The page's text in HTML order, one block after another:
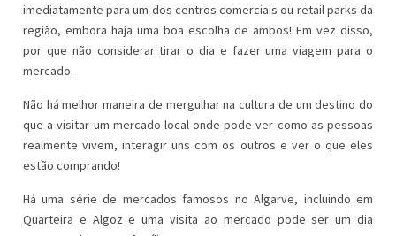
imediatamente para um dos centros comerciais ou retail parks da
região, embora haja uma boa escolha de ambos! Em vez disso,
por que não considerar tirar o dia e fazer uma viagem para o
mercado.
Não há melhor maneira de mergulhar na cultura de um destino do
que a visitar um mercado local onde pode ver como as pessoas
realmente vivem, interagir uns com os outros e ver o que eles
estão comprando!
Há uma série de mercados famosos no Algarve, incluindo em
Quarteira e Algoz e uma visita ao mercado pode ser um dia